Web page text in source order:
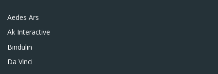
Aedes Ars
Ak Interactive
Bindulin
Da Vinci